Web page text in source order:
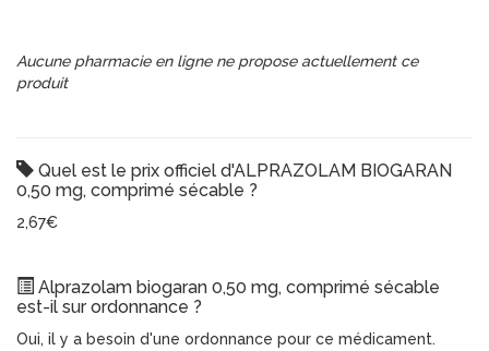
Aucune pharmacie en ligne ne propose actuellement ce
produit
Quel est le prix officiel d'ALPRAZOLAM BIOGARAN
0,50 mg, comprimé sécable ?
2,67€
Alprazolam biogaran 0,50 mg, comprimé sécable
est-il sur ordonnance ?
Oui, il y a besoin d'une ordonnance pour ce médicament.